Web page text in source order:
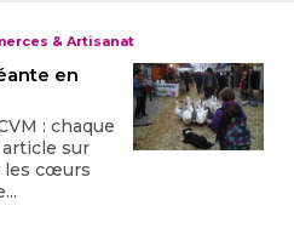
& Artisanat
en
: chaque
sur
les cœurs